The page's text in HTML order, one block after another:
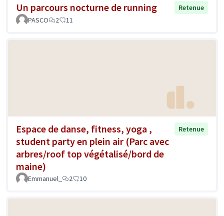
Un parcours nocturne de running
Retenue
PASCO
2 11
Espace de danse, fitness, yoga ,
student party en plein air (Parc avec
arbres/roof top végétalisé/bord de
maine)
Retenue
Emmanuel_ 2 10